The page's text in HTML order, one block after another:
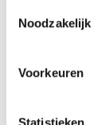
Noodzakelijk
Voorkeuren
Bescherm je
en creëer
ook niet dat
waaien?
verschillende